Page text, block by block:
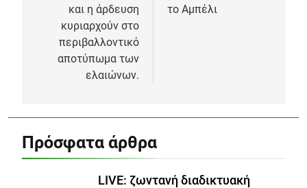
και η άρδευση
κυριαρχούν στο
περιβαλλοντικό
αποτύπωμα των
ελαιώνων.
το Αμπέλι
Πρόσφατα άρθρα
LIVE: ζωντανή διαδικτυακή